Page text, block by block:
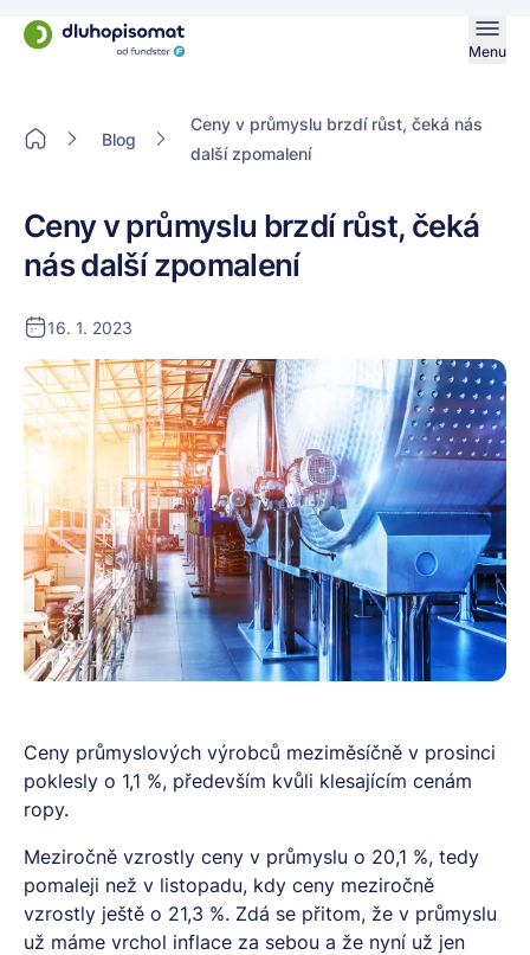
Menu
Blog
Ceny v průmyslu brzdí růst, čeká nás
další zpomalení
16. 1. 2023
Ceny v průmyslu brzdí růst, čeká
nás další zpomalení
Ceny průmyslových výrobců meziměsíčně v prosinci
poklesly o 1,1 %, především kvůli klesajícím cenám
ropy.
Meziročně vzrostly ceny v průmyslu o 20,1 %, tedy
pomaleji než v listopadu, kdy ceny meziročně
vzrostly ještě o 21,3 %. Zdá se přitom, že v průmyslu
už máme vrchol inflace za sebou a že nyní už jen